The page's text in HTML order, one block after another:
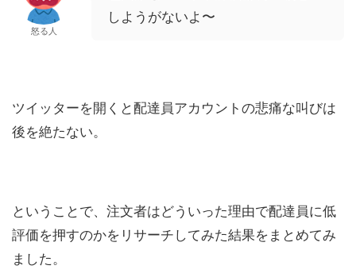
怒る人
しようがないよ〜
ツイッターを開くと配達員アカウントの悲痛な叫びは
後を絶たない。
ということで、注文者はどういった理由で配達員に低
評価を押すのかをリサーチしてみた結果をまとめてみ
ました。